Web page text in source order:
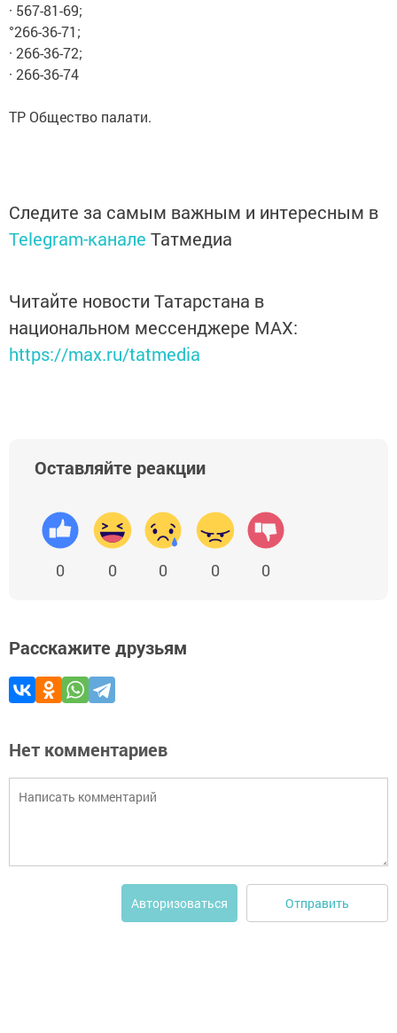
· 567-81-69;
°266-36-71;
· 266-36-72;
· 266-36-74
ТР Общество палати.
Следите за самым важным и интересным в
Telegram-канале Татмедиа
Читайте новости Татарстана в
национальном мессенджере MАХ:
https://max.ru/tatmedia
Оставляйте реакции
0 0 0 0 0
Расскажите друзьям
Нет комментариев
Авторизоваться Отправить